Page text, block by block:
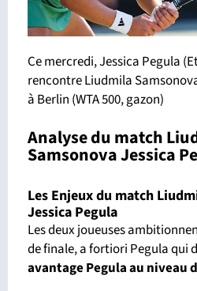
Ce mercredi, Jessica Pegula
rencontre Liudmila
à Berlin (WTA 500, gazon)
Analyse du match
Samsonova Jessica
Les Enjeux du match
Jessica Pegula
Les deux joueuses
de finale, a fortiori Pegula qui
avantage Pegulaau niveau